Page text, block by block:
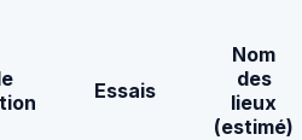
Essais
Nom
des
lieux
(estimé)